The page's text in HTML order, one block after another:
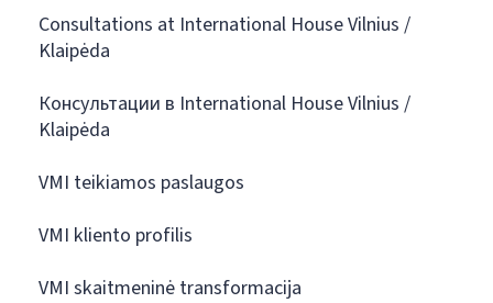
Consultations at International House Vilnius /
Klaipėda
Консультации в International House Vilnius /
Klaipėda
VMI teikiamos paslaugos
VMI kliento profilis
VMI skaitmeninė transformacija